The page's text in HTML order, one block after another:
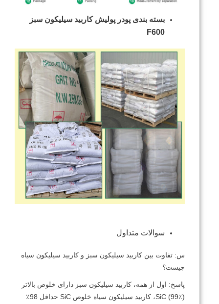
بسته بندی پودر پولیش کاربید سیلیکون سبز
F600
سوالات متداول
س: تفاوت بین کاربید سیلیکون سبز و کاربید سیلیکون سیاه
چیست؟
پاسخ: اول از همه، کاربید سیلیکون سبز دارای خلوص بالاتر
SiC (99٪)، کاربید سیلیکون سیاه خلوص SiC حداقل 98٪